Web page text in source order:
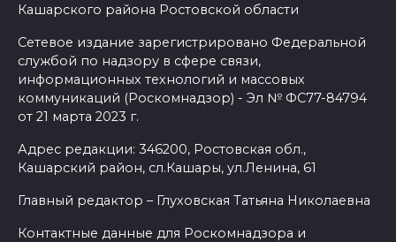
Кашарского района Ростовской области
Сетевое издание зарегистрировано Федеральной
службой по надзору в сфере связи,
информационных технологий и массовых
коммуникаций (Роскомнадзор) - Эл № ФС77-84794
от 21 марта 2023 г.
Адрес редакции: 346200, Ростовская обл.,
Кашарский район, сл.Кашары, ул.Ленина, 61
Главный редактор – Глуховская Татьяна Николаевна
Контактные данные для Роскомнадзора и